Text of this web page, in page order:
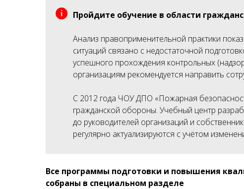
Пройдите обучение в области
Анализ правоприменительной практики
ситуаций связано с недостаточной
успешного прохождения контрольных
организациям рекомендуется направить
С 2012 года ЧОУ ДПО «Пожарная
гражданской обороны. Учебный центр
до руководителей организаций и
регулярно актуализируются с учётом
Все программы подготовки и повышения
собраны в специальном разделе